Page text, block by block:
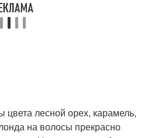
лесной орех, карамель,
на волосы прекрасно